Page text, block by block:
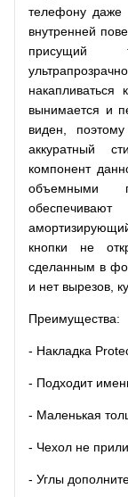
телефону даже
внутренней
присущий
накапливаться
вынимается и
виден,
аккуратный
компонент
объемными
кнопки не
сделанным в
и нет вырезов,
Преимущества:
- Накладка
- Подходит
- Маленькая
- Чехол не
- Углы